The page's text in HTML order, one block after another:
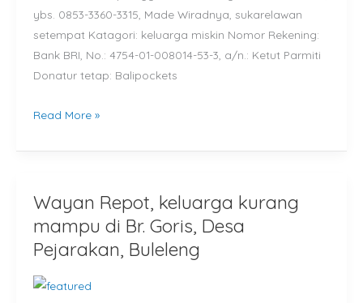
ybs. 0853-3360-3315, Made Wiradnya, sukarelawan
setempat Katagori: keluarga miskin Nomor Rekening:
Bank BRI, No.: 4754-01-008014-53-3, a/n.: Ketut Parmiti
Donatur tetap: Balipockets
Buleleng
Read More »
Wayan Repot, keluarga kurang
mampu di Br. Goris, Desa
Pejarakan, Buleleng
Wayan
Repot,
keluarga
kurang
mampu